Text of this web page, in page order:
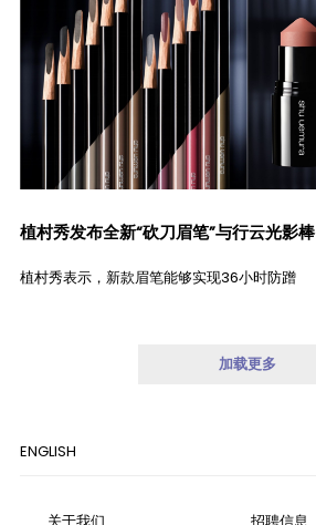
植村秀发布全新“砍刀眉笔”与行云光影棒
植村秀表示，新款眉笔能够实现36小时防蹭
加载更多
ENGLISH
关于我们 招聘信息